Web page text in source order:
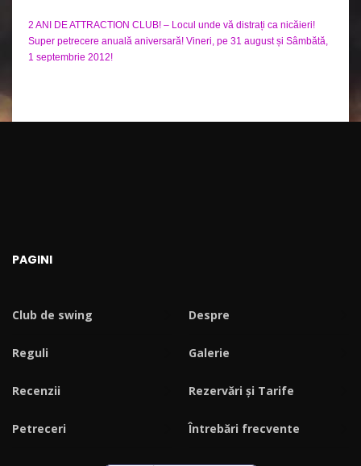
2 ANI DE ATTRACTION CLUB! – Locul unde vă distrați ca nicăieri!
Super petrecere anuală aniversară! Vineri, pe 31 august și Sâmbătă,
1 septembrie 2012!
PAGINI
Club de swing Despre
Reguli Galerie
Recenzii Rezervări și Tarife
Petreceri Întrebări frecvente